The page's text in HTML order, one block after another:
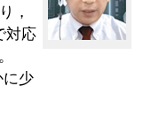
，
対応
に少